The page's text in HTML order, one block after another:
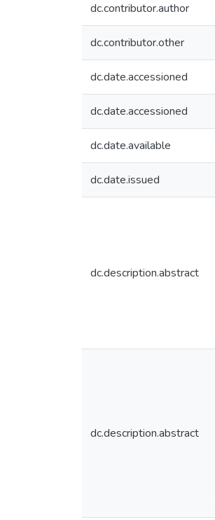
dc.contributor.author
dc.contributor.other
dc.date.accessioned
dc.date.accessioned
dc.date.available
dc.date.issued
dc.description.abstract
dc.description.abstract